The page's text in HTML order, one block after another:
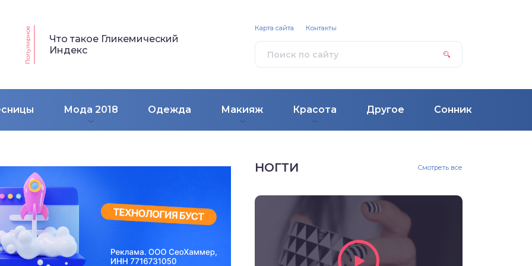
Популярное
Что такое Гликемический
Индекс
Мода 2018 Одежда Макияж Красота Другое Сонник
Карта сайта Контакты
НОГТИ Смотреть все